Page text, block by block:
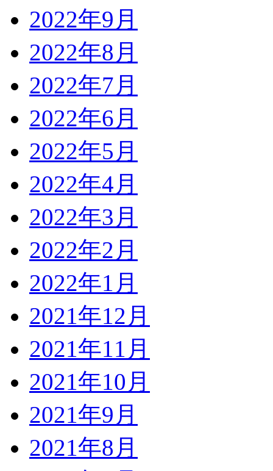
2022年9月
2022年8月
2022年7月
2022年6月
2022年5月
2022年4月
2022年3月
2022年2月
2022年1月
2021年12月
2021年11月
2021年10月
2021年9月
2021年8月